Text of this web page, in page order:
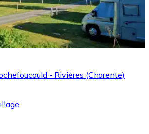
- Rivières (Charente)